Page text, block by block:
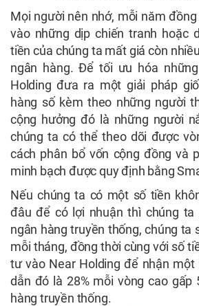
Mọi người nên nhớ, mỗi năm
vào những dịp chiến tranh hoặc
tiền của chúng ta mất giá còn
ngân hàng. Để tối ưu hóa
Holding đưa ra một giải pháp
hàng số kèm theo những người
cộng hưởng đó là những người
chúng ta có thể theo dõi được
cách phân bổ vốn cộng đồng và
minh bạch được quy định bằng
Nếu chúng ta có một số tiền
đâu để có lợi nhuận thì chúng
ngân hàng truyền thống, chúng ta
mỗi tháng, đồng thời cùng với số
tư vào Near Holding để nhận
dẫn đó là 28% mỗi vòng cao gấp
hàng truyền thống.